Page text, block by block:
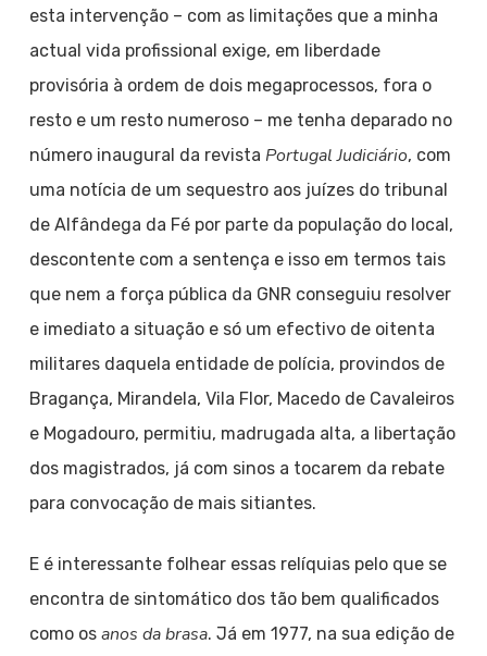
esta intervenção – com as limitações que a minha
actual vida profissional exige, em liberdade
provisória à ordem de dois megaprocessos, fora o
resto e um resto numeroso – me tenha deparado no
número inaugural da revista Portugal Judiciário, com
uma notícia de um sequestro aos juízes do tribunal
de Alfândega da Fé por parte da população do local,
descontente com a sentença e isso em termos tais
que nem a força pública da GNR conseguiu resolver
e imediato a situação e só um efectivo de oitenta
militares daquela entidade de polícia, provindos de
Bragança, Mirandela, Vila Flor, Macedo de Cavaleiros
e Mogadouro, permitiu, madrugada alta, a libertação
dos magistrados, já com sinos a tocarem da rebate
para convocação de mais sitiantes.
E é interessante folhear essas relíquias pelo que se
encontra de sintomático dos tão bem qualificados
como os anos da brasa. Já em 1977, na sua edição de